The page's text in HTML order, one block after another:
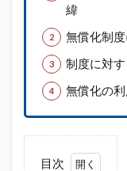
緯
無償化制
制度に対
無償化の
目次